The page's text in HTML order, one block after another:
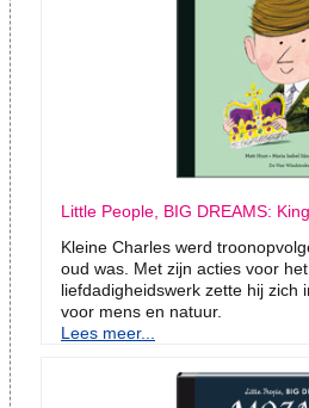
Little People, BIG DREAMS:
Kleine Charles werd
oud was. Met zijn acties voor
liefdadigheidswerk zette hij zich
voor mens en natuur.
Lees meer...